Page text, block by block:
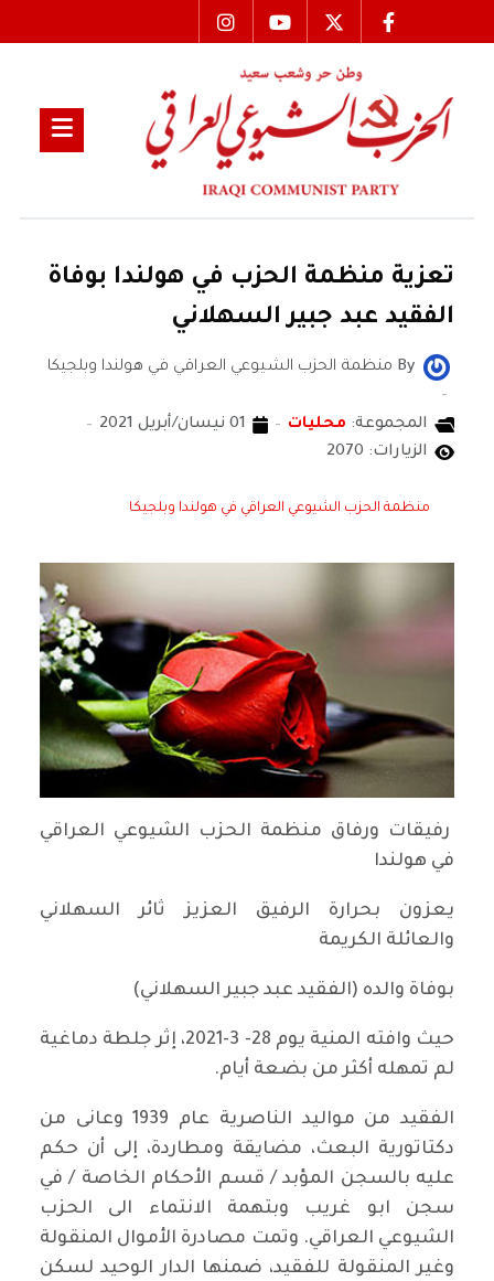
تعزية منظمة الحزب في هولندا بوفاة
الفقيد عبد جبير السهلاني
By منظمة الحزب الشيوعي العراقي في هولندا وبلجيكا
المجموعة: محليات
01 نيسان/أبريل 2021
الزيارات: 2070
منظمة الحزب الشيوعي العراقي في هولندا وبلجيكا
رفيقات ورفاق منظمة الحزب الشيوعي العراقي
في هولندا
يعزون بحرارة الرفيق العزيز ثائر السهلاني
والعائلة الكريمة
بوفاة والده (الفقيد عبد جبير السهلاني)
حيث وافته المنية يوم 28- 3-2021، إثر جلطة دماغية
لم تمهله أكثر من بضعة أيام.
الفقيد من مواليد الناصرية عام 1939 وعانى من
دكتاتورية البعث، مضايقة ومطاردة، إلى أن حكم
عليه بالسجن المؤبد / قسم الأحكام الخاصة / في
سجن ابو غريب وبتهمة الانتماء الى الحزب
الشيوعي العراقي. وتمت مصادرة الأموال المنقولة
وغير المنقولة للفقيد، ضمنها الدار الوحيد لسكن